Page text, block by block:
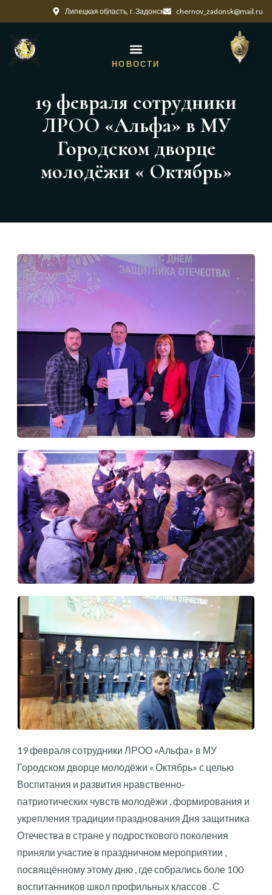
Липецкая область, г. Задонск chernov_zadonsk@mail.ru
НОВОСТИ
19 февраля сотрудники
ЛРОО «Альфа» в МУ
Городском дворце
молодёжи « Октябрь»
19 февраля сотрудники ЛРОО «Альфа» в МУ
Городском дворце молодёжи « Октябрь» с целью
Воспитания и развития нравственно-
патриотических чувств молодёжи , формирования и
укрепления традиции празднования Дня защитника
Отечества в стране у подросткового поколения
приняли участие в праздничном мероприятии ,
посвящённому этому дню , где собрались боле 100
воспитанников школ профильных классов . С